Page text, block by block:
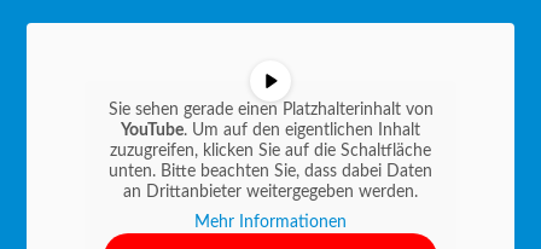
Sie sehen gerade einen Platzhalterinhalt von
YouTube. Um auf den eigentlichen Inhalt
zuzugreifen, klicken Sie auf die Schaltfläche
unten. Bitte beachten Sie, dass dabei Daten
an Drittanbieter weitergegeben werden.
Mehr Informationen